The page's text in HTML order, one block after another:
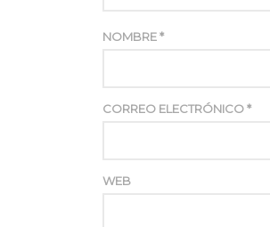
NOMBRE*
CORREO ELECTRÓNICO*
WEB